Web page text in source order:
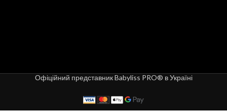
Офіційний представник Babyliss PRO® в Україні